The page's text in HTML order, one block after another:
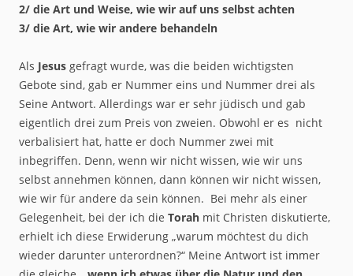
2/ die Art und Weise, wie wir auf uns selbst achten
3/ die Art, wie wir andere behandeln
Als Jesus gefragt wurde, was die beiden wichtigsten
Gebote sind, gab er Nummer eins und Nummer drei als
Seine Antwort. Allerdings war er sehr jüdisch und gab
eigentlich drei zum Preis von zweien. Obwohl er es nicht
verbalisiert hat, hatte er doch Nummer zwei mit
inbegriffen. Denn, wenn wir nicht wissen, wie wir uns
selbst annehmen können, dann können wir nicht wissen,
wie wir für andere da sein können. Bei mehr als einer
Gelegenheit, bei der ich die Torah mit Christen diskutierte,
erhielt ich diese Erwiderung „warum möchtest du dich
wieder darunter unterordnen?“ Meine Antwort ist immer